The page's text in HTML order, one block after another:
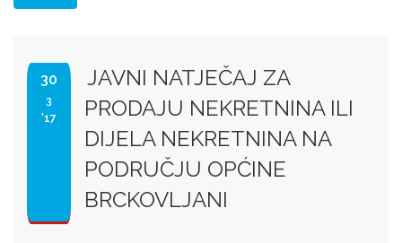
30
3
'17
JAVNI NATJEČAJ ZA
PRODAJU NEKRETNINA ILI
DIJELA NEKRETNINA NA
PODRUČJU OPĆINE
BRCKOVLJANI